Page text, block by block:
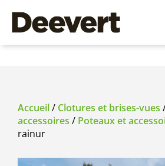
Accueil/ Clotures et brises-vues
accessoires / Poteaux et
rainur